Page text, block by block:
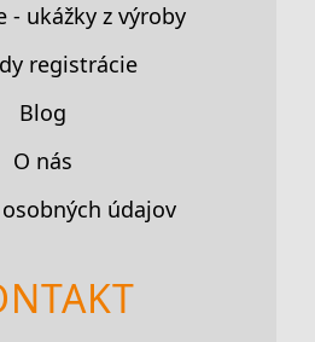
- ukážky z výroby
registrácie
Blog
O nás
údajov